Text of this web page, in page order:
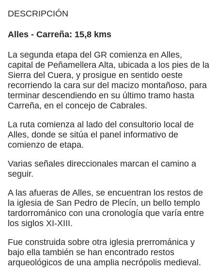
DESCRIPCIÓN
Alles - Carreña: 15,8 kms
La segunda etapa del GR comienza en Alles,
capital de Peñamellera Alta, ubicada a los pies de la
Sierra del Cuera, y prosigue en sentido oeste
recorriendo la cara sur del macizo montañoso, para
terminar descendiendo en su último tramo hasta
Carreña, en el concejo de Cabrales.
La ruta comienza al lado del consultorio local de
Alles, donde se sitúa el panel informativo de
comienzo de etapa.
Varias señales direccionales marcan el camino a
seguir.
A las afueras de Alles, se encuentran los restos de
la iglesia de San Pedro de Plecín, un bello templo
tardorrománico con una cronología que varía entre
los siglos XI-XIII.
Fue construida sobre otra iglesia prerrománica y
bajo ella también se han encontrado restos
arqueológicos de una amplia necrópolis medieval.